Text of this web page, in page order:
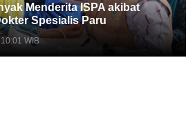
Menderita ISPA akibat
Spesialis Paru
WIB